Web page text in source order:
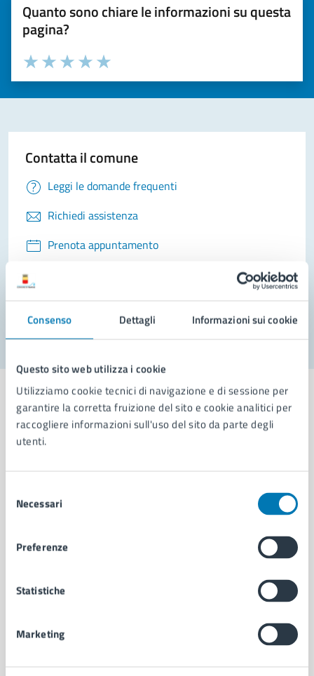
Consenso Dettagli Informazioni sui cookie
Questo sito web utilizza i cookie
Utilizziamo cookie tecnici di navigazione e di sessione per
garantire la corretta fruizione del sito e cookie analitici per
raccogliere informazioni sull'uso del sito da parte degli
utenti.
delNecessari
Preferenze
Statistiche
Marketing
Quanto sono chiare le informazioni su questa
pagina?
Valuta la chiarezza delle informazioni (da 1 a 5 stelle)
Seleziona il numero di stelle per valutare la chiarezza delle
Valuta 5 stelle su 5
Valuta 4 stelle su 5
Valuta 3 stelle su 5
Valuta 2 stelle su 5
Valuta 1 stelle su 5
Contatta il comune
Leggi le domande frequenti
Richiedi assistenza
Prenota appuntamento
Problemi in città
Aree amministrative
Municipalità
Politici
Documenti e dati
Intranet, posta aziendale e protocollo